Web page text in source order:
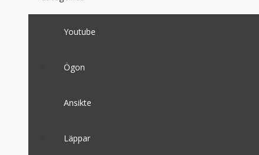
Youtube
Ögon
Ansikte
Läppar